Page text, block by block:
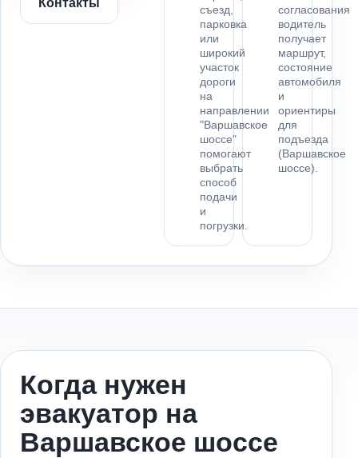
Контакты
съезд,
парковка
или
широкий
участок
дороги
на
направлении
"Варшавское
шоссе"
помогают
выбрать
способ
подачи
и
погрузки.
согласования
водитель
получает
маршрут,
состояние
автомобиля
и
ориентиры
для
подъезда
(Варшавское
шоссе).
Когда нужен
эвакуатор на
Варшавское шоссе